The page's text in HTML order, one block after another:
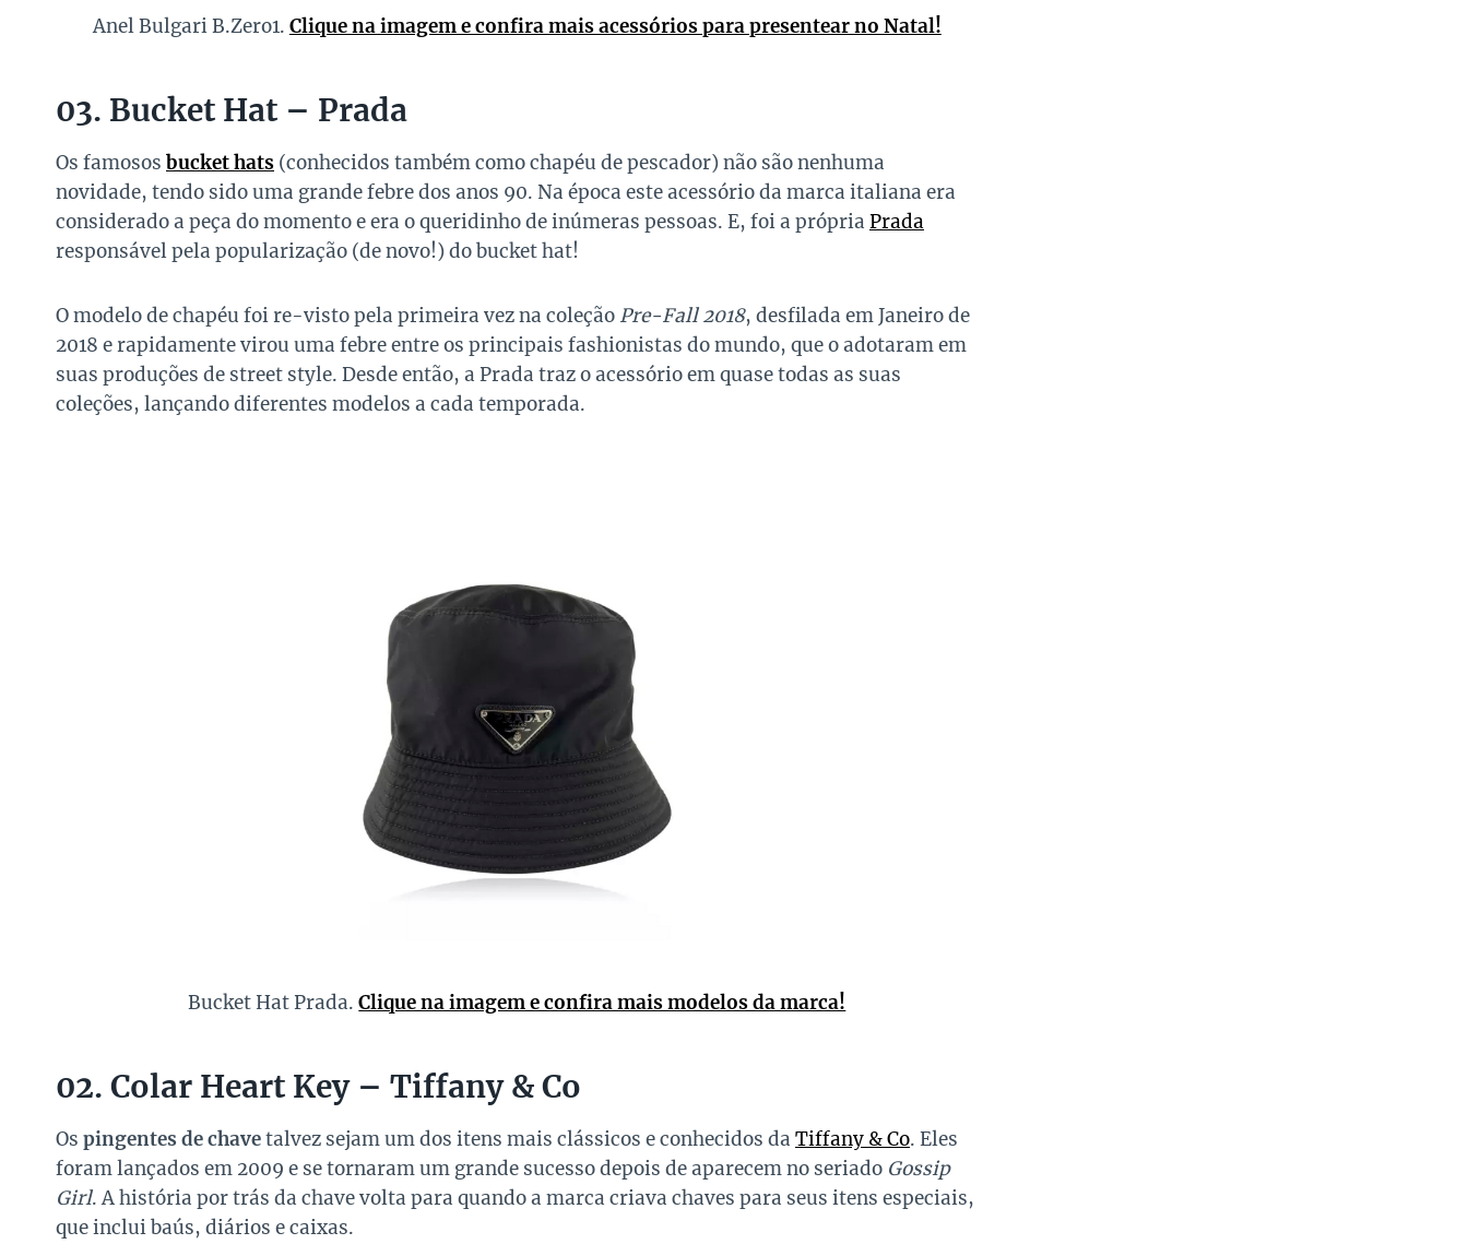
Anel Bulgari B.Zero1. Clique na imagem e confira mais acessórios para presentear no Natal!
03. Bucket Hat – Prada
Os famosos bucket hats (conhecidos também como chapéu de pescador) não são nenhuma
novidade, tendo sido uma grande febre dos anos 90. Na época este acessório da marca italiana era
considerado a peça do momento e era o queridinho de inúmeras pessoas. E, foi a própria Prada
responsável pela popularização (de novo!) do bucket hat!
O modelo de chapéu foi re-visto pela primeira vez na coleção Pre-Fall 2018, desfilada em Janeiro de
2018 e rapidamente virou uma febre entre os principais fashionistas do mundo, que o adotaram em
suas produções de street style. Desde então, a Prada traz o acessório em quase todas as suas
coleções, lançando diferentes modelos a cada temporada.
Bucket Hat Prada.Clique na imagem e confira mais modelos da marca!
02. Colar Heart Key – Tiffany & Co
Os pingentes de chavetalvez sejam um dos itens mais clássicos e conhecidos da Tiffany & Co. Eles
foram lançados em 2009 e se tornaram um grande sucesso depois de aparecem no seriado Gossip
Girl. A história por trás da chave volta para quando a marca criava chaves para seus itens especiais,
que inclui baús, diários e caixas.